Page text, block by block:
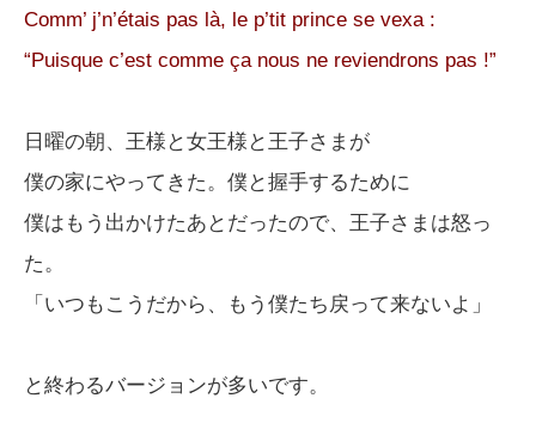
Comm’ j’n’étais pas là, le p’tit prince se vexa :
“Puisque c’est comme ça nous ne reviendrons pas !”
日曜の朝、王様と女王様と王子さまが
僕の家にやってきた。僕と握手するために
僕はもう出かけたあとだったので、王子さまは怒っ
た。
「いつもこうだから、もう僕たち戻って来ないよ」
と終わるバージョンが多いです。